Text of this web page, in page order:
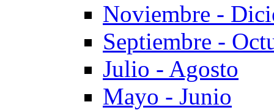
Noviembre -
Septiembre -
Julio - Agosto
Mayo - Junio